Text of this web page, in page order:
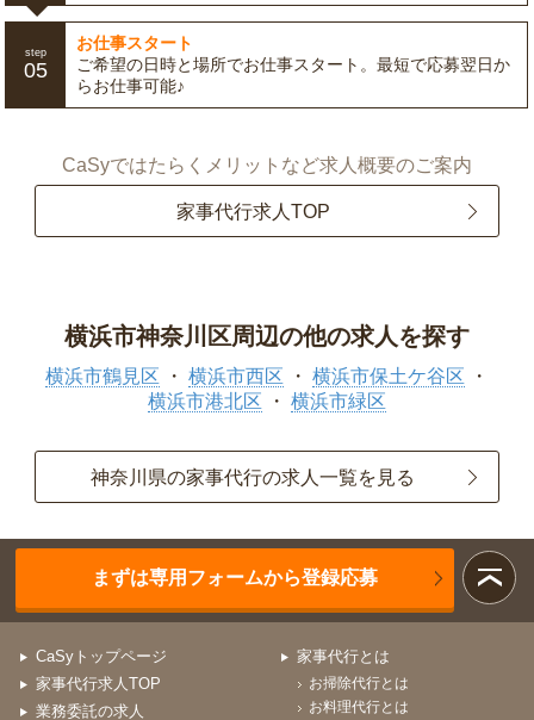
step
05
お仕事スタート
ご希望の日時と場所でお仕事スタート。最短で応募翌日か
らお仕事可能♪
CaSyではたらくメリットなど求人概要のご案内
家事代行求人TOP
横浜市神奈川区周辺の他の求人を探す
横浜市鶴見区 横浜市西区
横浜市保土ケ谷区
横浜市港北区
横浜市緑区
神奈川県の家事代行の求人一覧を見る
まずは専用フォームから登録応募
CaSyトップページ
家事代行求人TOP
業務委託の求人
家事代行とは
お掃除代行とは
お料理代行とは